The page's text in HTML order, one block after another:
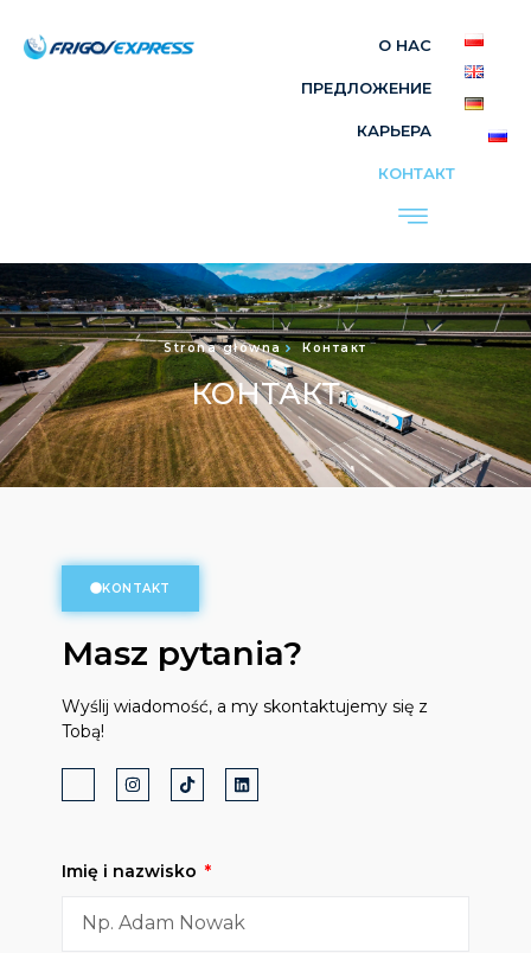
О НАС
ПРЕДЛОЖЕНИЕ
КАРЬЕРА
КОНТАКТ
Strona główna Контакт
КОНТАКТ
KONTAKT
Masz pytania?
Wyślij wiadomość, a my skontaktujemy się z
Tobą!
Imię i nazwisko